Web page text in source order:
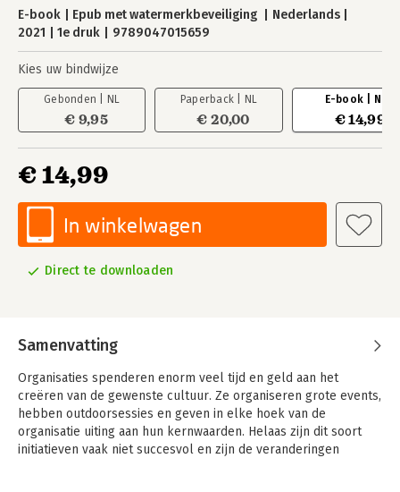
E-book Epub met watermerkbeveiliging
Nederlands
2021
1e druk 9789047015659
Kies uw bindwijze
Gebonden | NL
€ 9,95
Paperback | NL
€ 20,00
E-book | NL
€ 14,99
€ 14,99
In winkelwagen
Direct te downloaden
Samenvatting
Organisaties spenderen enorm veel tijd en geld aan het
creëren van de gewenste cultuur. Ze organiseren grote events,
hebben outdoorsessies en geven in elke hoek van de
organisatie uiting aan hun kernwaarden. Helaas zijn dit soort
initiatieven vaak niet succesvol en zijn de veranderingen